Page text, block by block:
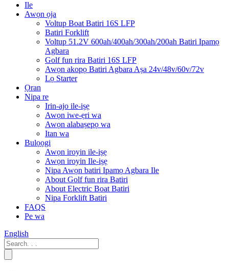
Ile
Awọn ọja
Voltup Boat Batiri 16S LFP
Batiri Forklift
Voltup 51.2V 600ah/400ah/300ah/200ah Batiri Ipamọ
Agbara
Golf fun rira Batiri 16S LFP
Awọn akopọ Batiri Agbara Aṣa 24v/48v/60v/72v
Lọ Starter
Ọran
Nipa re
Irin-ajo ile-iṣẹ
Awọn iwe-ẹri wa
Awọn alabaṣepọ wa
Itan wa
Bulọọgi
Awọn iroyin ile-iṣẹ
Awọn iroyin Ile-iṣẹ
Nipa Awọn batiri Ipamọ Agbara Ile
About Golf fun rira Batiri
About Electric Boat Batiri
Nipa Forklift Batiri
FAQS
Pe wa
English